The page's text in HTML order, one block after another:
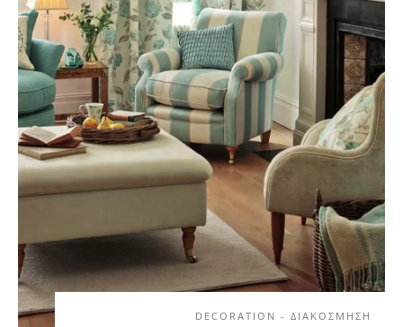
DECORATION - ΔΙΑΚΟΣΜΗΣΗ